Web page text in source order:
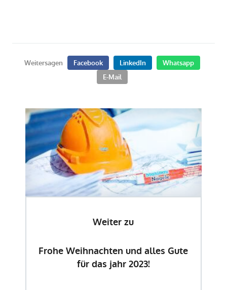
Weitersagen Facebook LinkedIn
Whatsapp
E-Mail
Weiter zu
Frohe Weihnachten und alles Gute
für das jahr 2023!